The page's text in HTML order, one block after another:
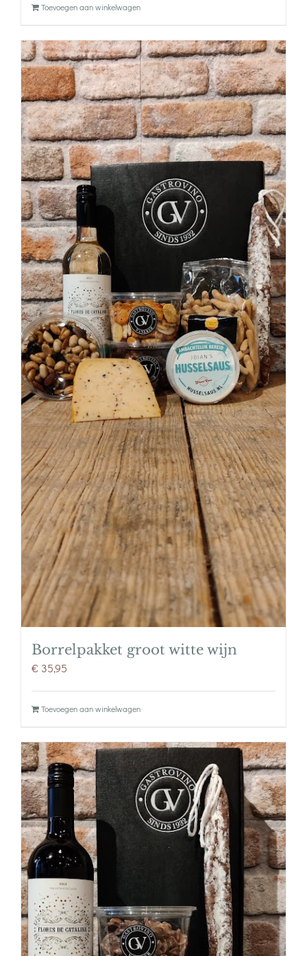
Toevoegen aan winkelwagen
Borrelpakket groot witte wijn
€ 35,95
Toevoegen aan winkelwagen